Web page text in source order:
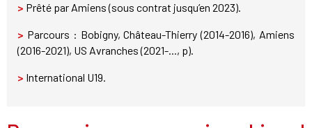
> Prêté par Amiens (sous contrat jusqu’en 2023).
> Parcours : Bobigny, Château-Thierry (2014-2016), Amiens
(2016-2021), US Avranches (2021-..., p).
> International U19.